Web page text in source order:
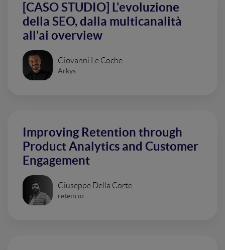
[CASO STUDIO] L'evoluzione
della SEO, dalla multicanalità
all'ai overview
Giovanni Le Coche
Arkys
Improving Retention through
Product Analytics and Customer
Engagement
Giuseppe Della Corte
retein.io